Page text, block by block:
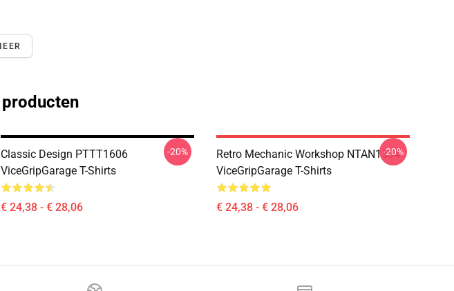
Classic Design PTTT1606
ViceGripGarage T-Shirts
€ 24,38 - € 28,06
-20%
Retro Mechanic Workshop NTAN1504
ViceGripGarage T-Shirts
€ 24,38 - € 28,06
-20%